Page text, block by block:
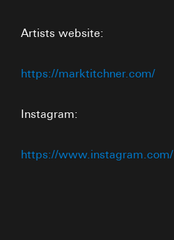
Artists website:
https://marktitchner.com/
Instagram:
https://